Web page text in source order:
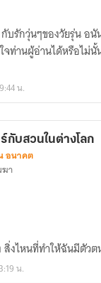
รักวุ่นๆของวัยรุ่น อนั
จท่านผู้อ่านได้หรือไม่
น.
กับสวนในต่างโลก
อนาคต
า
สิ่งไหนที่ทำให้ฉันมีตัว
น.